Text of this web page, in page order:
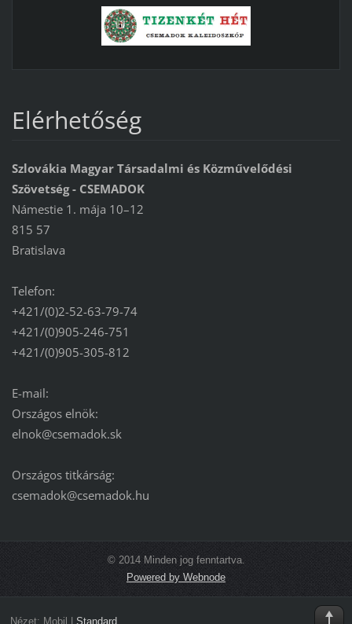
Elérhetőség
Szlovákia Magyar Társadalmi és Közművelődési
Szövetség - CSEMADOK
Námestie 1. mája 10–12
815 57
Bratislava
Telefon:
+421/(0)2-52-63-79-74
+421/(0)905-246-751
+421/(0)905-305-812
E-mail:
Országos elnök:
elnok@csemadok.sk
Országos titkárság:
csemadok@csemadok.hu
© 2014 Minden jog fenntartva.
Powered by Webnode
Nézet: Mobil | Standard